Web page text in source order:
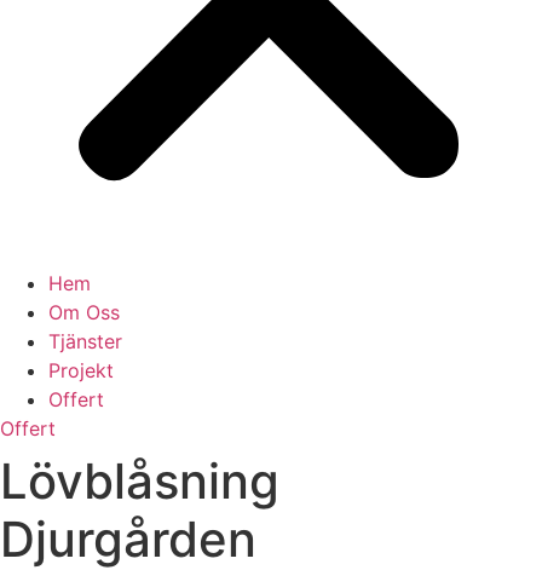
Hem
Om Oss
Tjänster
Projekt
Offert
Offert
Lövblåsning
Djurgården